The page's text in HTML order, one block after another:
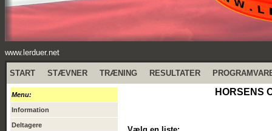
www.lerduer.net
START STÆVNER TRÆNING RESULTATER
Menu:
Information
Deltagere
HORSENS